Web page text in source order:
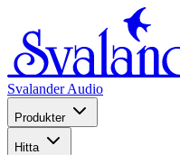
Svalander Audio
Produkter
Hitta